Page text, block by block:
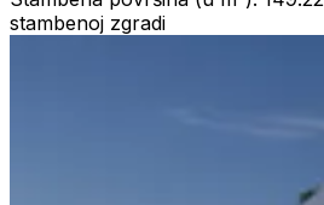
stambenoj zgradi